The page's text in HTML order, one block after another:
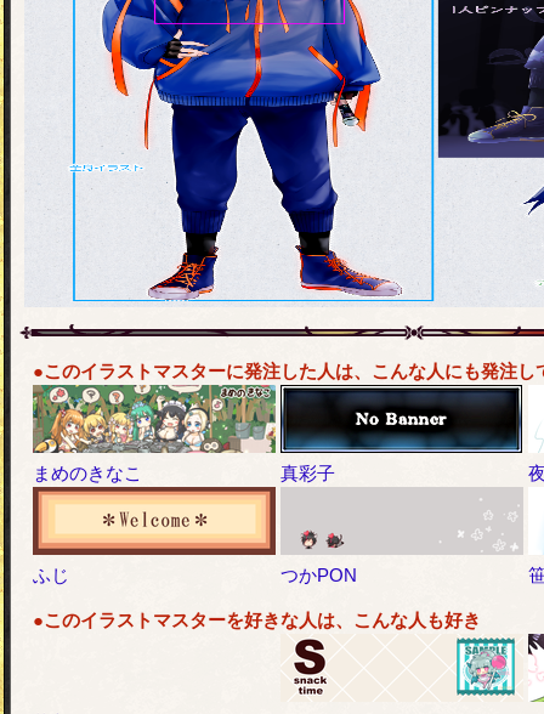
●このイラストマスターに発注した人は、こんな人にも発注し
まめのきなこ 真彩子
ふじ つかPON
●このイラストマスターを好きな人は、こんな人も好き